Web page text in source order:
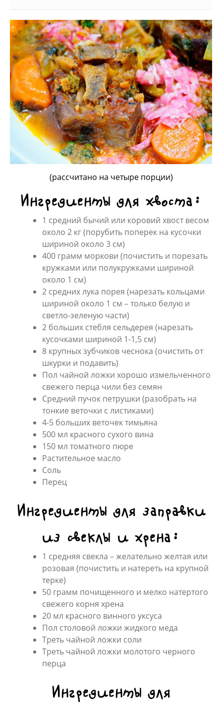
(рассчитано на четыре порции)
Ингредиенты для хвоста:
1 средний бычий или коровий хвост весом
около 2 кг (порубить поперек на кусочки
шириной около 3 см)
400 грамм моркови (почистить и порезать
кружками или полукружками шириной
около 1 см)
2 средних лука порея (нарезать кольцами
шириной около 1 см – только белую и
светло-зеленую части)
2 больших стебля сельдерея (нарезать
кусочками шириной 1-1,5 см)
8 крупных зубчиков чеснока (очистить от
шкурки и подавить)
Пол чайной ложки хорошо измельченного
свежего перца чили без семян
Средний пучок петрушки (разобрать на
тонкие веточки с листиками)
4-5 больших веточек тимьяна
500 мл красного сухого вина
150 мл томатного пюре
Растительное масло
Соль
Перец
Ингредиенты для заправки
из свеклы и хрена:
1 средняя свекла – желательно желтая или
розовая (почистить и натереть на крупной
терке)
50 грамм почищенного и мелко натертого
свежего корня хрена
20 мл красного винного уксуса
Пол столовой ложки жидкого меда
Треть чайной ложки соли
Треть чайной ложки молотого черного
перца
Ингредиенты для